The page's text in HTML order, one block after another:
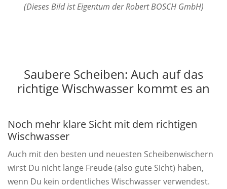
(Dieses Bild ist Eigentum der Robert BOSCH GmbH)
Saubere Scheiben: Auch auf das
richtige Wischwasser kommt es an
Noch mehr klare Sicht mit dem richtigen
Wischwasser
Auch mit den besten und neuesten Scheibenwischern
wirst Du nicht lange Freude (also gute Sicht) haben,
wenn Du kein ordentliches Wischwasser verwendest.